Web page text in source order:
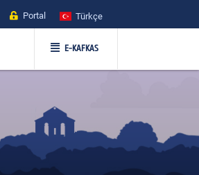
Portal Türkçe
E-KAFKAS